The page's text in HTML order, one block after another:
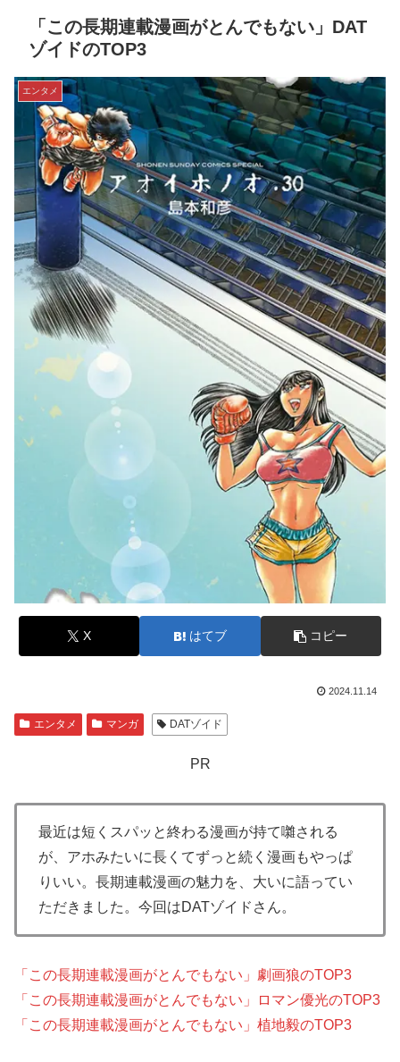
「この長期連載漫画がとんでもない」DAT
ゾイドのTOP3
エンタメ
X はてブ コピー
2024.11.14
エンタメ マンガ DATゾイド
PR
最近は短くスパッと終わる漫画が持て囃される
が、アホみたいに長くてずっと続く漫画もやっぱ
りいい。長期連載漫画の魅力を、大いに語ってい
ただきました。今回はDATゾイドさん。
「この長期連載漫画がとんでもない」劇画狼のTOP3
「この長期連載漫画がとんでもない」ロマン優光のTOP3
「この長期連載漫画がとんでもない」植地毅のTOP3